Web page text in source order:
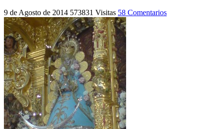
9 de Agosto de 2014 573831 Visitas 58 Comentarios